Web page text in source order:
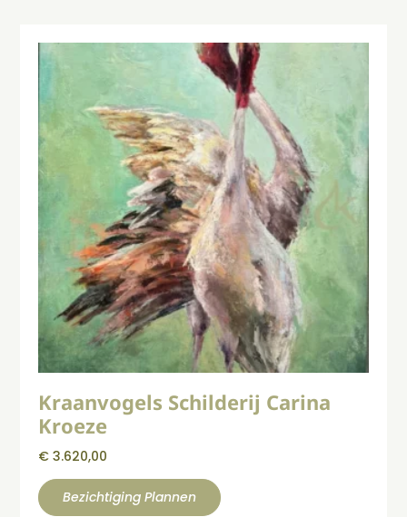
Kraanvogels Schilderij Carina
Kroeze
€ 3.620,00
Bezichtiging Plannen